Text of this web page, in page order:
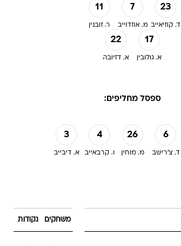
11
ר. זובנין
7
מ. אוזדוייב
23
ד. קוזיאייב
22
א. דזיובה
17
א. גולובין
ספסל מחליפים:
3
א. דיבייב
4
ו. קרבאייב
26
מ. מוחין
6
ד. צ'רישב
משחקים נקודות